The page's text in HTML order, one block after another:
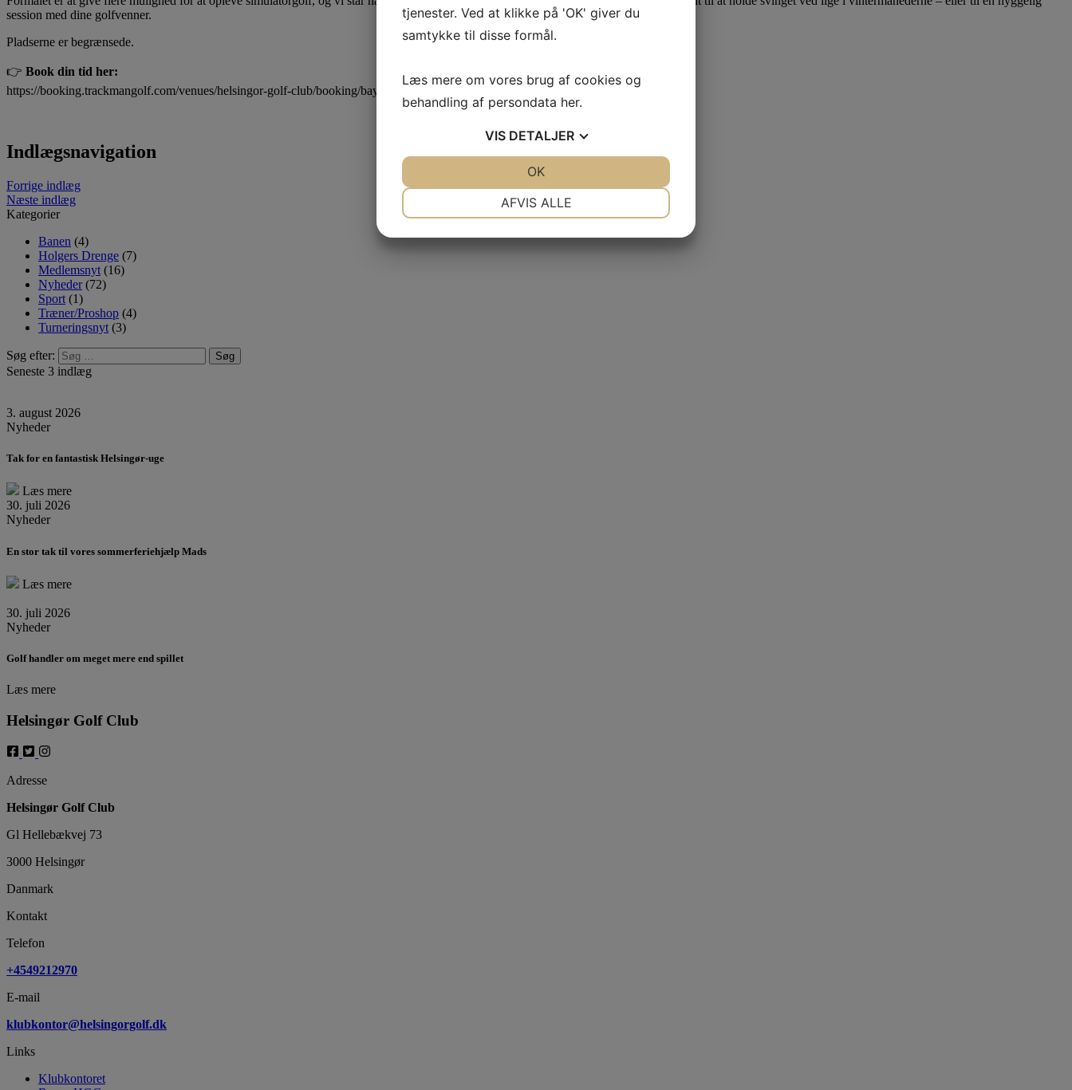
session med dine golfvenner.
Pladserne er begrænsede.
👉 Book din tid her:
https://booking.trackmangolf.com/venues/helsingor-golf-club/booking/bayshttps://booking.trackmangolf.com/…/helsing…/booking/bays
Indlægsnavigation
Forrige indlæg
Næste indlæg
Kategorier
Banen (4)
Holgers Drenge (7)
Medlemsnyt (16)
Nyheder(72)
Sport (1)
Træner/Proshop (4)
Turneringsnyt (3)
Søg efter:
Seneste 3 indlæg
3. august 2026
Nyheder
Tak for en fantastisk Helsingør-uge
Læs mere
30. juli 2026
Nyheder
En stor tak til vores sommerferiehjælp Mads
Læs mere
30. juli 2026
Nyheder
Golf handler om meget mere end spillet
Læs mere
Helsingør Golf Club
Adresse
Helsingør Golf Club
Gl Hellebækvej 73
3000 Helsingør
Danmark
Kontakt
Telefon
+4549212970
E-mail
klubkontor@helsingorgolf.dk
Links
Klubkontoret
tjenester. Ved at klikke på 'OK' giver du
samtykke til disse formål.
Læs mere om vores brug af cookies og
behandling af persondata her.
VIS DETALJER
AFVIS ALLE
OK